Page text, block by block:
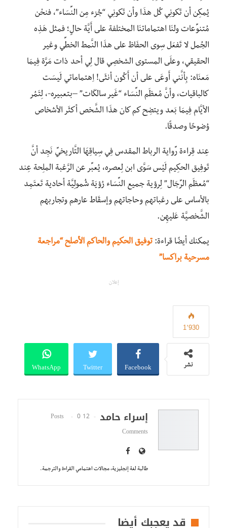
يُمكِن أن تَكونِي كُل هذَا وأن تَكونِي “جُزء مِن النِّسَاء”، فنحْن
مُتنوِّعات ولنَا اهتماماتنَا المختلفة على أَيَّة حالٍ؛ فمثل هَذِه
الجُمل لا تَفعَل سِوى الحفَاظ على هذَا النَّمط الخطِّي وغير
الحقيقي، وعلَى المستوى الشخصِي قال لِي أحد ذات مَرَّة فِيمَا
مَعنَاه: بِأنَّني أَوعَى على أن أَكُون أنثَى! اِهتماماتي لَيسَت
كالباقيات، وأنَّ مُعظَم النِّسَاء “غَير سالكَات” –بتعبيره-، لِتَمُر
الأيَّام فِيمَا بَعد ويتضِح كم كان هذَا الشَّخص أكثَر الأشخاص
وُضوحًا وصدقًا.
عِند قِراءة رِّواية الرباط المقدس فِي سِياقِهَا التَّاريخيِّ نَجِد أنَّ
تَوفِيق الحكِيم لَيْس سَوَّى ابن لِعصره، يُعبِّر عن الرَّغبة الملِحة عِند
“مُعظَم الرِّجَال” لِرؤية جميع النِّسَاء رُؤيَة شُمولِيَّة أحادية تَعتَمِد
بالأساس على رغباتهم وحاجاتهم وإسقَاط عارهم وتجاربهم
الشَّخصيَّة عَليهِن.
يمكنك أيضًا قراءة: توفيق الحكيم والحاكم الأصلح “مراجعة
مسرحية براكسا”
إعلان
1٬930
نشر Facebook
Twitter
WhatsApp
إسراء حامد 12 Posts
0
Comments
طالبة لغة إنجليزية، مجالات اهتمامي القراءة والترجمة.
قد يعجبك أيضا